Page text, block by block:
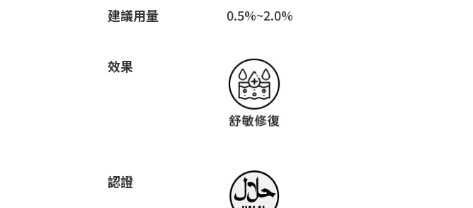
建議用量 0.5%~2.0%
效果
認證